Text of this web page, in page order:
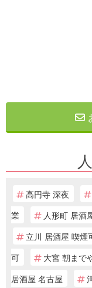
高円寺 深夜
業
人形町 居酒
立川 居酒屋 喫煙
可
大宮 朝まで
居酒屋 名古屋